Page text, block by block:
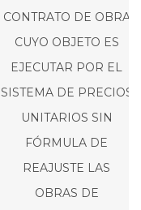
CONTRATO DE OBRA
CUYO OBJETO ES
EJECUTAR POR EL
SISTEMA DE PRECIOS
UNITARIOS SIN
FÓRMULA DE
REAJUSTE LAS
OBRAS DE